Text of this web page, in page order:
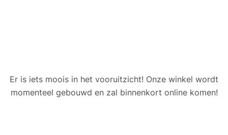
Er is iets moois in het vooruitzicht! Onze winkel wordt
momenteel gebouwd en zal binnenkort online komen!